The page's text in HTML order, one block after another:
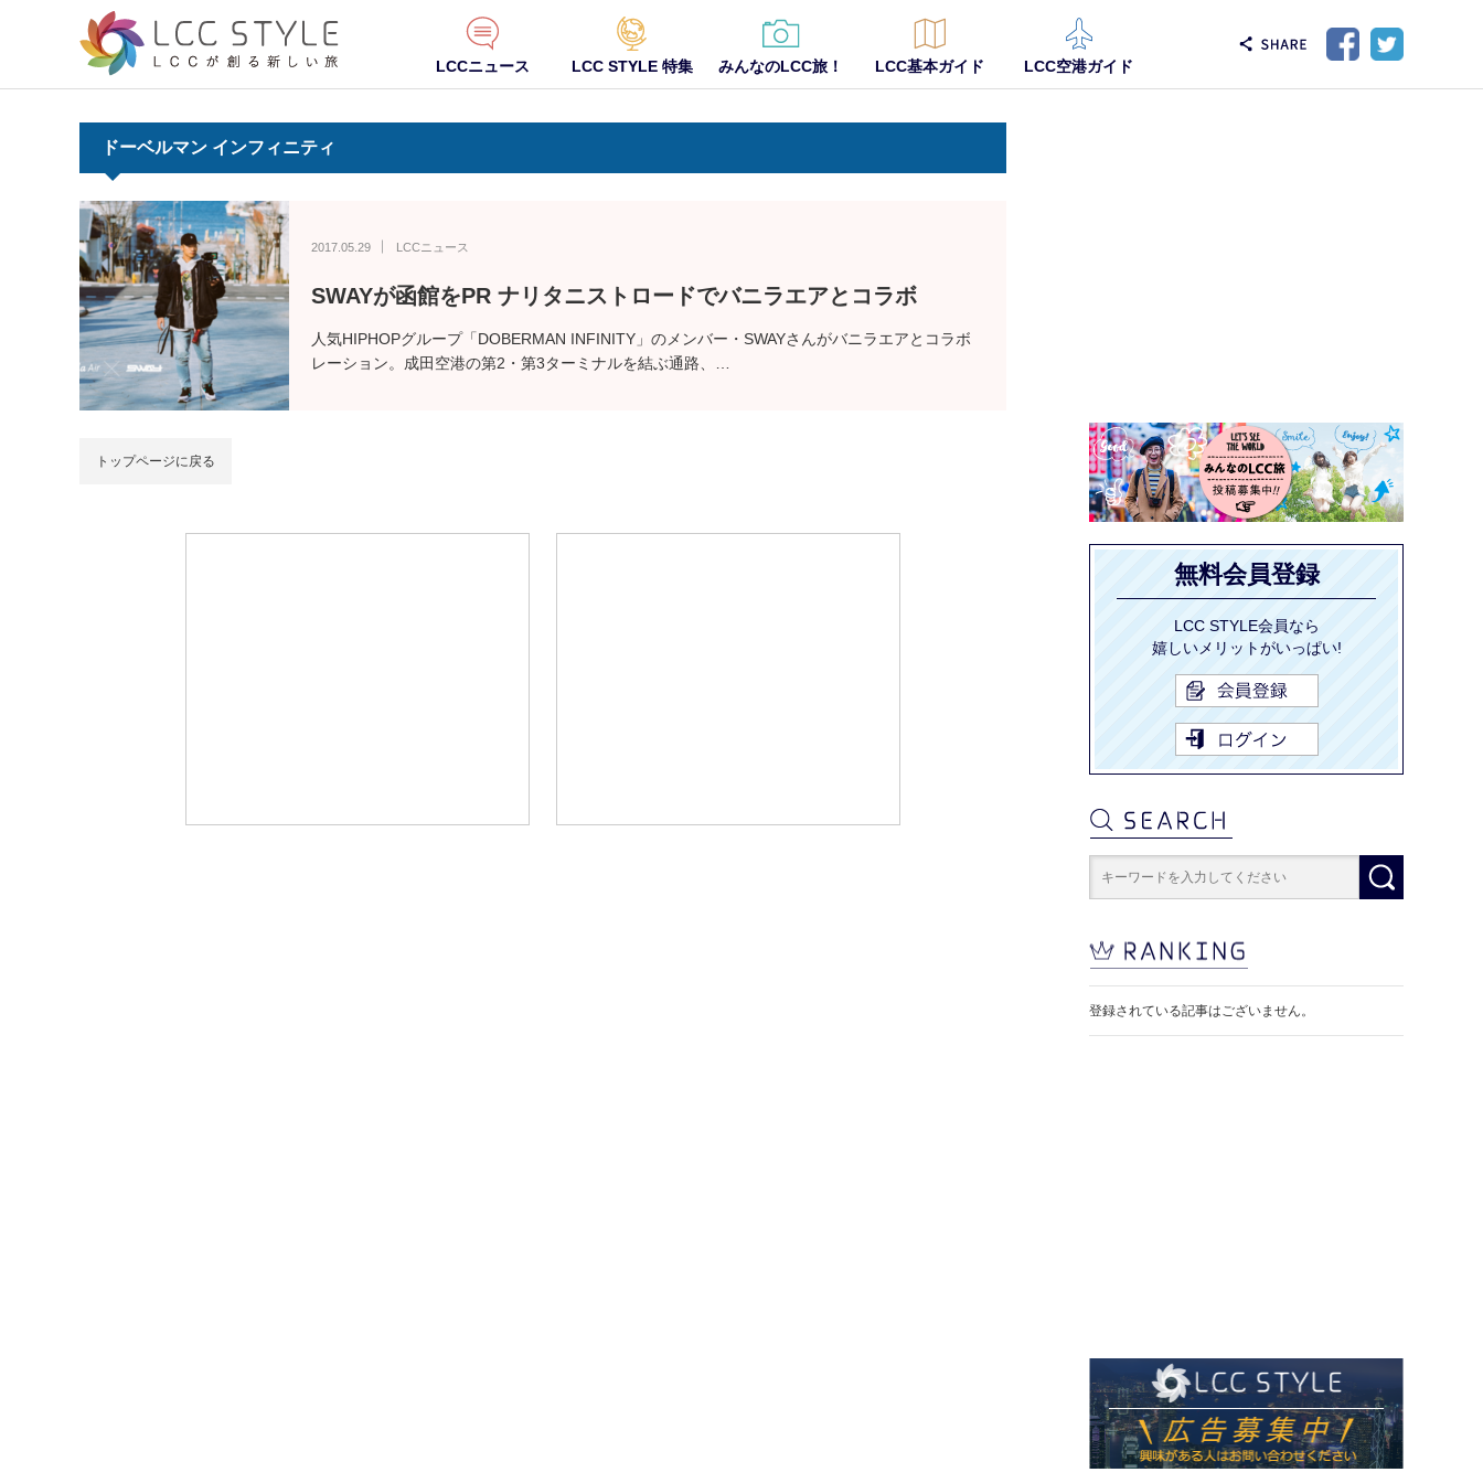
LCCニュース LCC STYLE 特集 みんなのLCC旅！ LCC基本ガイド LCC空港ガイド
ドーベルマン インフィニティ
2017.05.29 LCCニュース
SWAYが函館をPR ナリタニストロードでバニラエアとコラボ
人気HIPHOPグループ「DOBERMAN INFINITY」のメンバー・SWAYさんがバニラエアとコラボ
レーション。成田空港の第2・第3ターミナルを結ぶ通路、…
トップページに戻る
無料会員登録
LCC STYLE会員なら
嬉しいメリットがいっぱい!
登録されている記事はございません。